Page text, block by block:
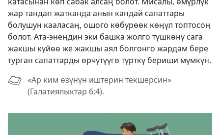
жар тандап жатканда анын кандай сапаттары
болушун кааласаң, ошого көбүрөөк көңүл топтосоң
болот. Ата-энеңдин эки башка жолго түшкөнү сага
жакшы күйөө же жакшы аял болгонго жардам бере
турган сапаттарды өрчүтүүгө түрткү бериши мүмкүн.
«Ар ким өзүнүн иштерин текшерсин»
(Галатиялыктар 6:4).